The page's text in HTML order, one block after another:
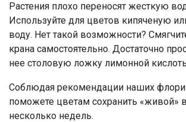
Растения плохо переносят жесткую
Используйте для цветов кипяченую
воду. Нет такой возможности?
крана самостоятельно. Достаточно
нее столовую ложку лимонной
Соблюдая рекомендации наших
поможете цветам сохранить «живой»
несколько недель.